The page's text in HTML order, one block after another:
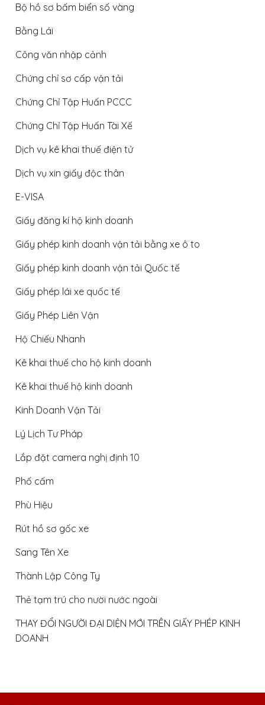
Bộ hồ sơ bấm biển số vàng
Bằng Lái
Công văn nhập cảnh
Chứng chỉ sơ cấp vận tải
Chứng Chỉ Tập Huấn PCCC
Chứng Chỉ Tập Huấn Tài Xế
Dịch vụ kê khai thuế điện tử
Dịch vụ xin giấy độc thân
E-VISA
Giấy đăng kí hộ kinh doanh
Giấy phép kinh doanh vận tải bằng xe ô to
Giấy phép kinh doanh vận tải Quốc tế
Giấy phép lái xe quốc tế
Giấy Phép Liên Vận
Hộ Chiếu Nhanh
Kê khai thuế cho hộ kinh doanh
Kê khai thuế hộ kinh doanh
Kinh Doanh Vận Tải
Lý Lịch Tư Pháp
Lắp đặt camera nghị định 10
Phố cấm
Phù Hiệu
Rút hồ sơ gốc xe
Sang Tên Xe
Thành Lập Công Ty
Thẻ tạm trú cho nười nước ngoài
THAY ĐỔI NGƯỜI ĐẠI DIỆN MỚI TRÊN GIẤY PHÉP KINH
DOANH